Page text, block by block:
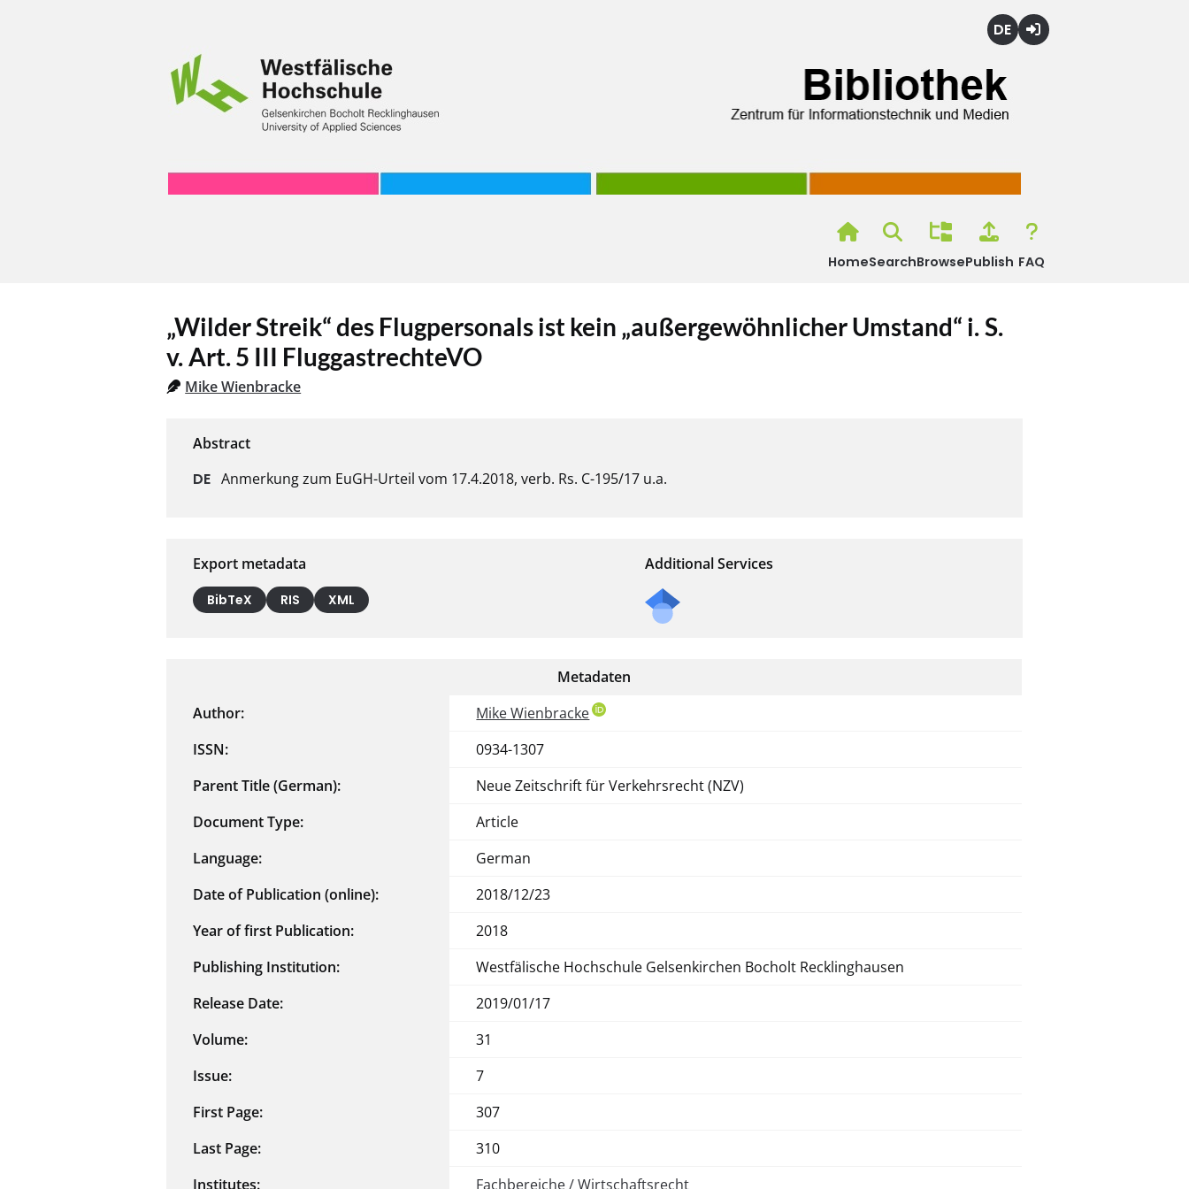
HomeSearchBrowsePublish FAQ
„Wilder Streik“ des Flugpersonals ist kein „außergewöhnlicher Umstand“ i. S.
v. Art. 5 III FluggastrechteVO
Mike Wienbracke
Anmerkung zum EuGH-Urteil vom 17.4.2018, verb. Rs. C-195/17 u.a.
Export metadata
BibTeX RIS XML
Additional Services
Metadaten
Author:
Mike Wienbracke
ISSN:
0934-1307
Parent Title (German):
Neue Zeitschrift für Verkehrsrecht (NZV)
Document Type:
Article
Language:
German
Date of Publication (online):
2018/12/23
Year of first Publication:
2018
Publishing Institution:
Westfälische Hochschule Gelsenkirchen Bocholt Recklinghausen
Release Date:
2019/01/17
Volume:
31
Issue:
7
First Page:
307
Last Page:
310
Institutes:
Fachbereiche / Wirtschaftsrecht